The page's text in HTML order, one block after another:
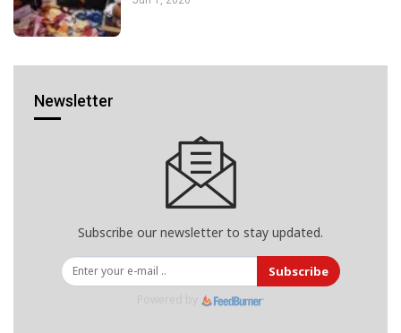
Newsletter
Subscribe our newsletter to stay updated.
Subscribe